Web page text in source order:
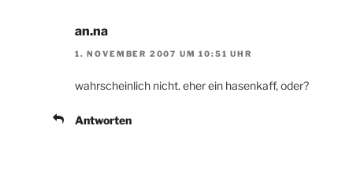
an.na
1. NOVEMBER 2007 UM 10:51 UHR
wahrscheinlich nicht. eher ein hasenkaff, oder?
Antworten